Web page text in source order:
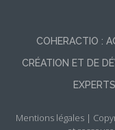
COHERACTIO :
CRÉATION ET DE
Mentions légales|